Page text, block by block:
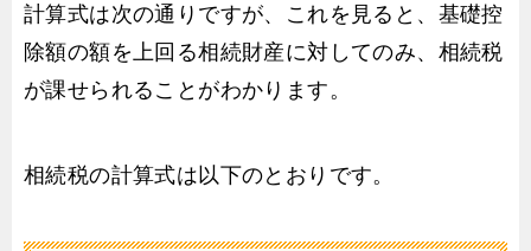
計算式は次の通りですが、これを見ると、基礎控
除額の額を上回る相続財産に対してのみ、相続税
が課せられることがわかります。
相続税の計算式は以下のとおりです。